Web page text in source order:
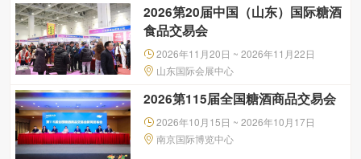
2026第20届中国（山东）国际糖酒
食品交易会
2026年11月20日 ~ 2026年11月22日
山东国际会展中心
2026第115届全国糖酒商品交易会
2026年10月15日 ~ 2026年10月17日
南京国际博览中心